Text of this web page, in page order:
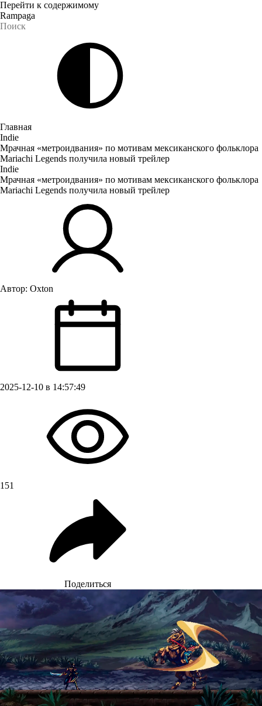
Перейти к содержимому
Rampaga
Главная
Indie
Мрачная «метроидвания» по мотивам мексиканского фольклора
Mariachi Legends получила новый трейлер
Indie
Мрачная «метроидвания» по мотивам мексиканского фольклора
Mariachi Legends получила новый трейлер
Автор: Oxton
2025-12-10 в 14:57:49
151
Поделиться